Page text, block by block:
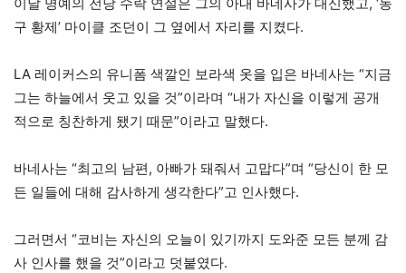
구 황제’ 마이클 조던이 그 옆에서 자리를 지켰다.
LA 레이커스의 유니폼 색깔인 보라색 옷을 입은 바네사는 “지금
그는 하늘에서 웃고 있을 것”이라며 “내가 자신을 이렇게 공개
적으로 칭찬하게 됐기 때문”이라고 말했다.
바네사는 “최고의 남편, 아빠가 돼줘서 고맙다”며 “당신이 한 모
든 일들에 대해 감사하게 생각한다”고 인사했다.
그러면서 “코비는 자신의 오늘이 있기까지 도와준 모든 분께 감
사 인사를 했을 것”이라고 덧붙였다.